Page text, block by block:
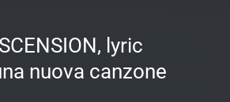
lyric
nuova canzone